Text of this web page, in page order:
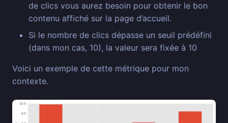
de clics vous aurez besoin pour obtenir le bon
contenu affiché sur la page d’accueil.
Si le nombre de clics dépasse un seuil prédéfini
(dans mon cas, 10), la valeur sera fixée à 10
Voici un exemple de cette métrique pour mon
contexte.